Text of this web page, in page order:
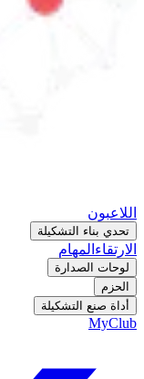
اللاعبون
تحدي بناء التشكيلة
الارتقاء المهام
لوحات الصدارة
الحزم
أداة صنع التشكيلة
MyClub